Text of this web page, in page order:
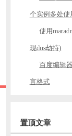
个实例多处使
使用
现dns劫持)
百度编辑
言格式
置顶文章